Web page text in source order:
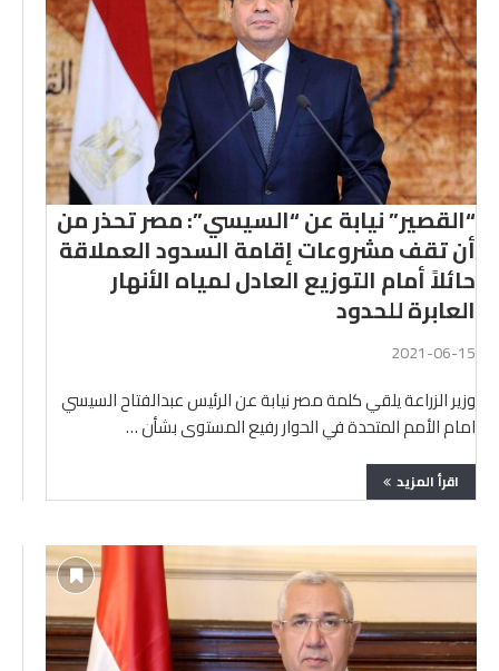
“القصير” نيابة عن “السيسي”: مصر تحذر من
أن تقف مشروعات إقامة السدود العملاقة
حائلاً أمام التوزيع العادل لمياه الأنهار
العابرة للحدود
2021-06-15
وزير الزراعة يلقي كلمة مصر نيابة عن الرئيس عبدالفتاح السيسي
امام الأمم المتحدة في الحوار رفيع المستوى بشأن …
اقرأ المزيد